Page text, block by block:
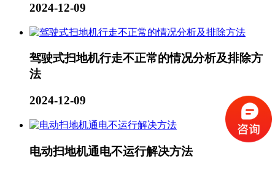
2024-12-09
驾驶式扫地机行走不正常的情况分析及排除方
法
2024-12-09
电动扫地机通电不运行解决方法